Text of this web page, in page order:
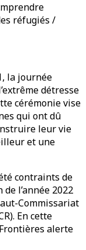
réfugiés /
la journée
détresse
cérémonie vise
qui ont dû
leur vie
et une
contraints de
l’année 2022
Commissariat
En cette
alerte